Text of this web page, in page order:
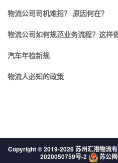
物流公司司机难招？ 原因何在？
物流公司如何规范业务流程？这样
汽车年检新规
物流人必知的政策
Copyright © 2019-2026 苏州汇港物流
2020050759号-2
苏公